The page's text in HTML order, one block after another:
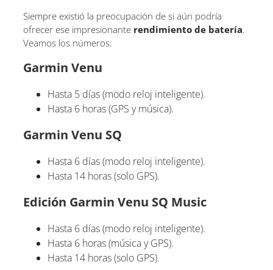
Siempre existió la preocupación de si aún podría
ofrecer ese impresionante rendimiento de batería.
Veamos los números:
Garmin Venu
Hasta 5 días (modo reloj inteligente).
Hasta 6 horas (GPS y música).
Garmin Venu SQ
Hasta 6 días (modo reloj inteligente).
Hasta 14 horas (solo GPS).
Edición Garmin Venu SQ Music
Hasta 6 días (modo reloj inteligente).
Hasta 6 horas (música y GPS).
Hasta 14 horas (solo GPS).